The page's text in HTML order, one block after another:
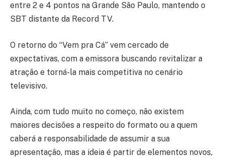
entre 2 e 4 pontos na Grande São Paulo, mantendo o
SBT distante da Record TV.
O retorno do “Vem pra Cá” vem cercado de
expectativas, com a emissora buscando revitalizar a
atração e torná-la mais competitiva no cenário
televisivo.
Ainda, com tudo muito no começo, não existem
maiores decisões a respeito do formato ou a quem
caberá a responsabilidade de assumir a sua
apresentação, mas a ideia é partir de elementos novos,